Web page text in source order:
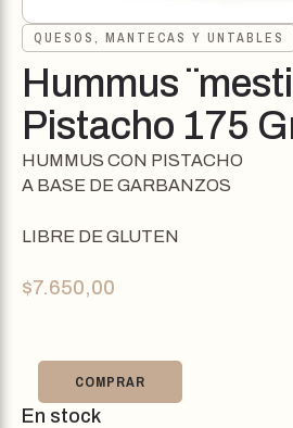
QUESOS, MANTECAS Y UNTABLES
Hummus
Pistacho 175
HUMMUS CON PISTACHO
A BASE DE GARBANZOS
LIBRE DE GLUTEN
$7.650,00
COMPRAR
En stock